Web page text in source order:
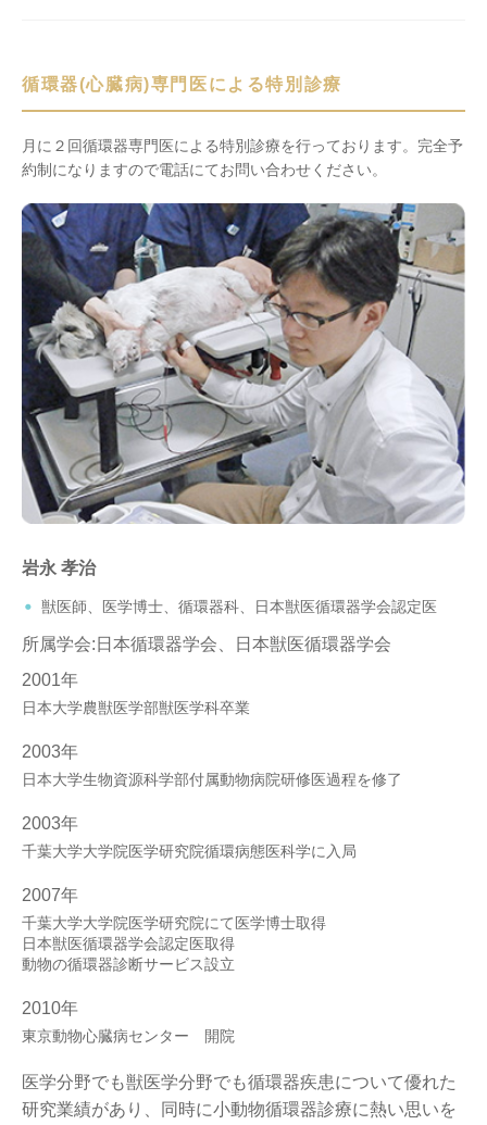
循環器(心臓病)専門医による特別診療
月に２回循環器専門医による特別診療を行っております。完全予
約制になりますので電話にてお問い合わせください。
岩永 孝治
獣医師、医学博士、循環器科、日本獣医循環器学会認定医
所属学会:日本循環器学会、日本獣医循環器学会
2001年
日本大学農獣医学部獣医学科卒業
2003年
日本大学生物資源科学部付属動物病院研修医過程を修了
2003年
千葉大学大学院医学研究院循環病態医科学に入局
2007年
千葉大学大学院医学研究院にて医学博士取得
日本獣医循環器学会認定医取得
動物の循環器診断サービス設立
2010年
東京動物心臓病センター 開院
医学分野でも獣医学分野でも循環器疾患について優れた
研究業績があり、同時に小動物循環器診療に熱い思いを